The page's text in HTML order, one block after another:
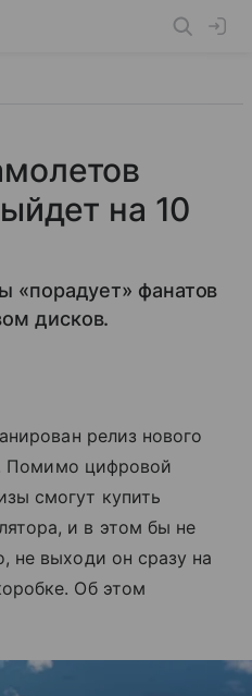
на 10
«порадует» фанатов
дисков.
релиз нового
Помимо цифровой
смогут купить
и в этом бы не
не выходи он сразу на
Об этом